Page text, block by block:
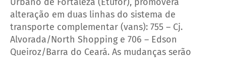
alteração em duas linhas do sistema de
transporte complementar (vans): 755 – Cj.
Alvorada/North Shopping e 706 – Edson
Queiroz/Barra do Ceará. As mudanças serão